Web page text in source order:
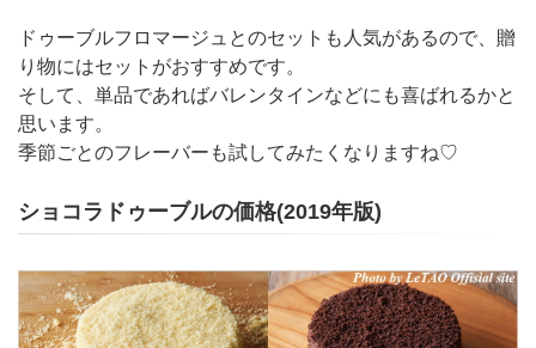
ドゥーブルフロマージュとのセットも人気があるので、贈
り物にはセットがおすすめです。
そして、単品であればバレンタインなどにも喜ばれるかと
思います。
季節ごとのフレーバーも試してみたくなりますね♡
ショコラドゥーブルの価格(2019年版)